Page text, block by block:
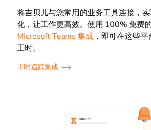
将吉贝儿与您常用的业务工具连接，
化，让工作更高效。使用 100% 免费
Microsoft Teams 集成 ，即可在这些
工时。
工时追踪集成